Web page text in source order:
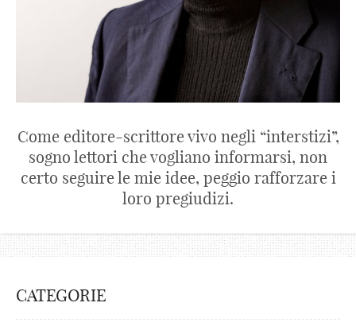
Come editore-scrittore vivo negli “interstizi”,
sogno lettori che vogliano informarsi, non
certo seguire le mie idee, peggio rafforzare i
loro pregiudizi.
CATEGORIE